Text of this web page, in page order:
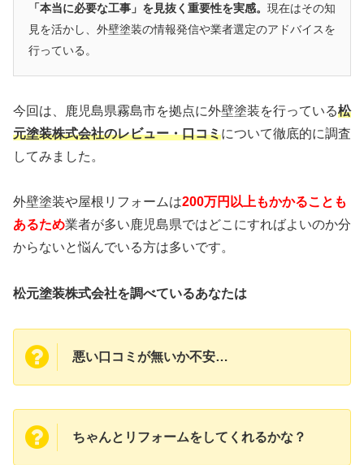
「本当に必要な工事」を見抜く重要性を実感。 現在はその知
見を活かし、外壁塗装の情報発信や業者選定のアドバイスを
行っている。
今回は、鹿児島県霧島市を拠点に外壁塗装を行っている松
元塗装株式会社のレビュー・口コミについて徹底的に調査
してみました。
外壁塗装や屋根リフォームは200万円以上もかかることも
あるため業者が多い鹿児島県ではどこにすればよいのか分
からないと悩んでいる方は多いです。
松元塗装株式会社を調べているあなたは
悪い口コミが無いか不安…
ちゃんとリフォームをしてくれるかな？